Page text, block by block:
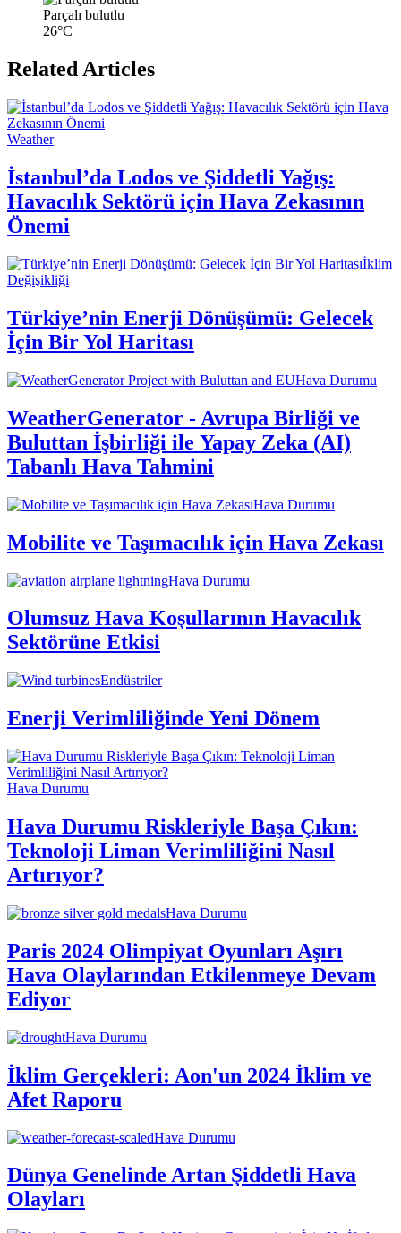
Parçalı bulutlu
26°C
Related Articles
Weather
İstanbul’da Lodos ve Şiddetli Yağış:
Havacılık Sektörü için Hava Zekasının
Önemi
İklim
Değişikliği
Türkiye’nin Enerji Dönüşümü: Gelecek
İçin Bir Yol Haritası
Hava Durumu
WeatherGenerator - Avrupa Birliği ve
Buluttan İşbirliği ile Yapay Zeka (AI)
Tabanlı Hava Tahmini
Hava Durumu
Mobilite ve Taşımacılık için Hava Zekası
Hava Durumu
Olumsuz Hava Koşullarının Havacılık
Sektörüne Etkisi
Endüstriler
Enerji Verimliliğinde Yeni Dönem
Hava Durumu
Hava Durumu Riskleriyle Başa Çıkın:
Teknoloji Liman Verimliliğini Nasıl
Artırıyor?
Hava Durumu
Paris 2024 Olimpiyat Oyunları Aşırı
Hava Olaylarından Etkilenmeye Devam
Ediyor
Hava Durumu
İklim Gerçekleri: Aon'un 2024 İklim ve
Afet Raporu
Hava Durumu
Dünya Genelinde Artan Şiddetli Hava
Olayları